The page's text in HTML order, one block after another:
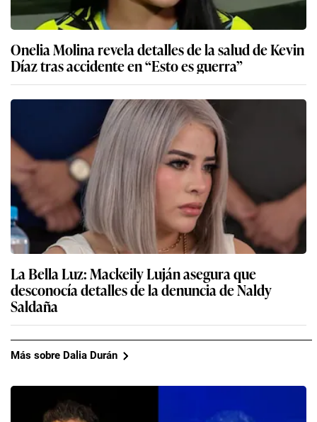
La Bella Luz: Mackeily Luján asegura que
desconocía detalles de la denuncia de Naldy
Saldaña
Más sobre Dalia Durán